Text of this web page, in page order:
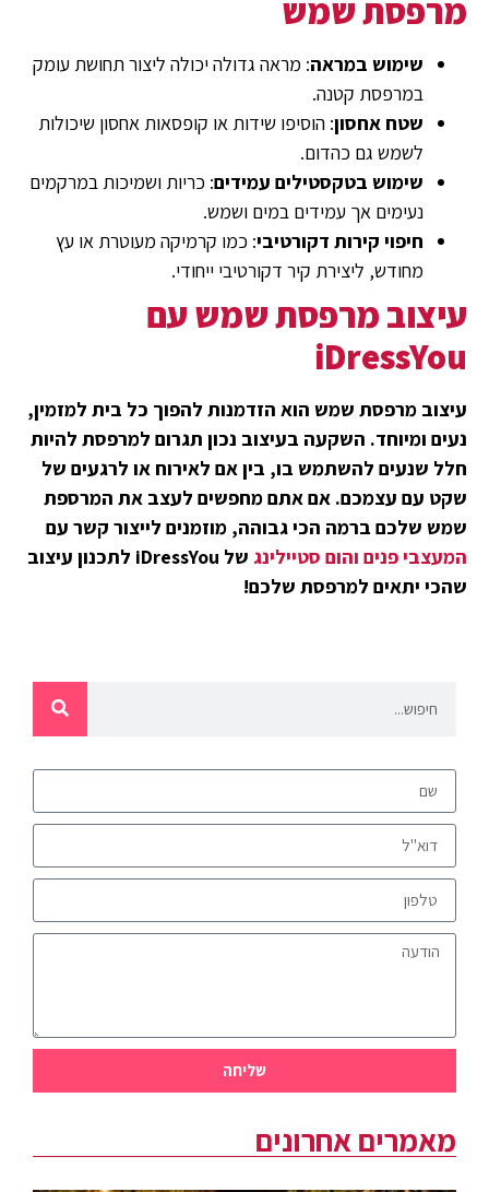
מרפסת שמש
שימוש במראה: מראה גדולה יכולה ליצור תחושת עומק
במרפסת קטנה.
שטח אחסון: הוסיפו שידות או קופסאות אחסון שיכולות
לשמש גם כהדום.
שימוש בטקסטילים עמידים: כריות ושמיכות במרקמים
נעימים אך עמידים במים ושמש.
חיפוי קירות דקורטיבי: כמו קרמיקה מעוטרת או עץ
מחודש, ליצירת קיר דקורטיבי ייחודי.
עיצוב מרפסת שמש עם
iDressYou
עיצוב מרפסת שמש הוא הזדמנות להפוך כל בית למזמין,
נעים ומיוחד. השקעה בעיצוב נכון תגרום למרפסת להיות
חלל שנעים להשתמש בו, בין אם לאירוח או לרגעים של
שקט עם עצמכם. אם אתם מחפשים לעצב את המרספת
שמש שלכם ברמה הכי גבוהה, מוזמנים לייצור קשר עם
המעצבי פנים והום סטיילינג
של iDressYou לתכנון עיצוב
שהכי יתאים למרפסת שלכם!
שליחה
מאמרים אחרונים